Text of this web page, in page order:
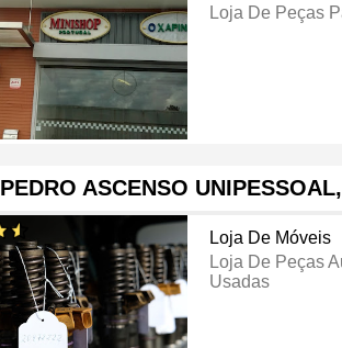
Loja De Peças
PEDRO ASCENSO
Loja De Móveis
Loja De Peças
Usadas